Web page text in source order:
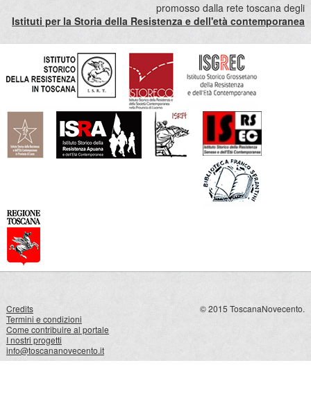
promosso dalla rete toscana degli
Istituti per la Storia della Resistenza e dell'età contemporanea
Credits
Termini e condizioni
Come contribuire al portale
I nostri progetti
info@toscananovecento.it
© 2015 ToscanaNovecento.